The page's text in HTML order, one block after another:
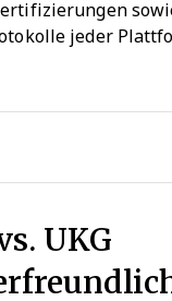
jeder
UKG